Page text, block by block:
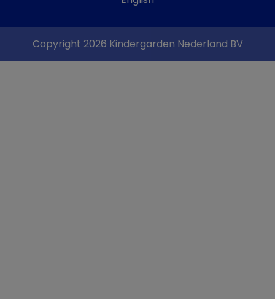
Copyright 2026 Kindergarden Nederland BV